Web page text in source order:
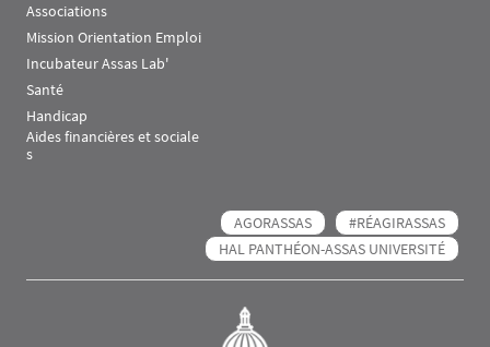
Associations
Mission Orientation Emploi
Incubateur Assas Lab'
Santé
Handicap
Aides financières et sociale
s
AGORASSAS
#RÉAGIRASSAS
HAL PANTHÉON-ASSAS UNIVERSITÉ